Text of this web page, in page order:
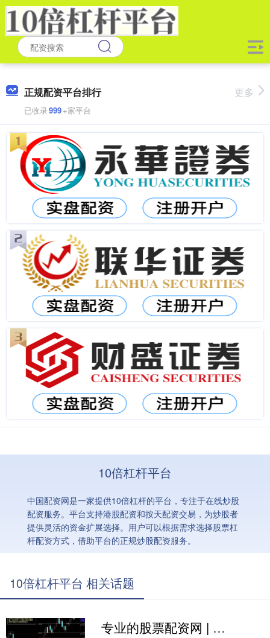
正规配资平台排行
已收录999+家平台
更多
10倍杠杆平台
中国配资网是一家提供10倍杠杆的平台，专注于在线炒股
配资服务。平台支持港股配资和按天配资交易，为炒股者
提供灵活的资金扩展选择。用户可以根据需求选择股票杠
杆配资方式，借助平台的正规炒股配资服务。
10倍杠杆平台 相关话题
专业的股票配资网 | 安全正规的股票配资平台推荐